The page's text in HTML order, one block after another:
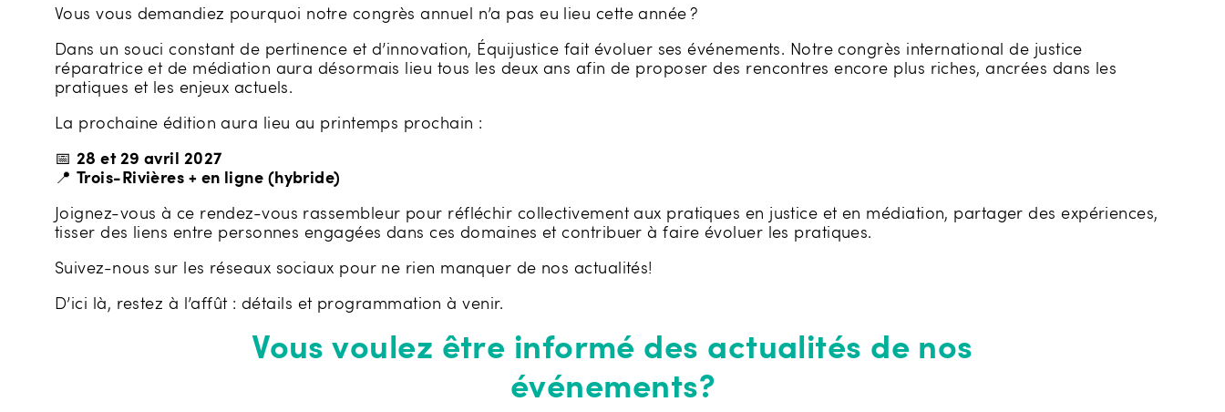
Vous vous demandiez pourquoi notre congrès annuel n’a pas eu lieu cette année ?
Dans un souci constant de pertinence et d’innovation, Équijustice fait évoluer ses événements. Notre congrès international de justice
réparatrice et de médiation aura désormais lieu tous les deux ans afin de proposer des rencontres encore plus riches, ancrées dans les
pratiques et les enjeux actuels.
La prochaine édition aura lieu au printemps prochain :
📅 28 et 29 avril 2027
📍 Trois-Rivières + en ligne (hybride)
Joignez-vous à ce rendez-vous rassembleur pour réfléchir collectivement aux pratiques en justice et en médiation, partager des expériences,
tisser des liens entre personnes engagées dans ces domaines et contribuer à faire évoluer les pratiques.
Suivez-nous sur les réseaux sociaux pour ne rien manquer de nos actualités!
D’ici là, restez à l’affût : détails et programmation à venir.
Vous voulez être informé des actualités de nos
événements?